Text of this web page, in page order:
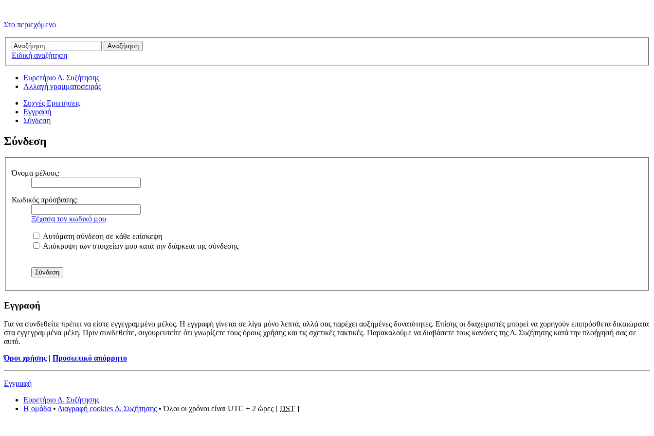
Στο περιεχόμενο
Ειδική αναζήτηση
Ευρετήριο Δ. Συζήτησης
Αλλαγή γραμματοσειράς
Συχνές Ερωτήσεις
Εγγραφή
Σύνδεση
Σύνδεση
Όνομα μέλους:
Κωδικός πρόσβασης:
Ξέχασα τον κωδικό μου
Αυτόματη σύνδεση σε κάθε επίσκεψη
Απόκρυψη των στοιχείων μου κατά την διάρκεια της σύνδεσης
Εγγραφή
Για να συνδεθείτε πρέπει να είστε εγγεγραμμένο μέλος. Η εγγραφή γίνεται σε λίγα μόνο λεπτά, αλλά σας παρέχει αυξημένες δυνατότητες. Επίσης οι διαχειριστές μπορεί να χορηγούν επιπρόσθετα δικαιώματα
στα εγγεγραμμένα μέλη. Πριν συνδεθείτε, σιγουρευτείτε ότι γνωρίζετε τους όρους χρήσης και τις σχετικές τακτικές. Παρακαλούμε να διαβάσετε τους κανόνες της Δ. Συζήτησης κατά την πλοήγησή σας σε
αυτό.
Όροι χρήσης | Προσωπικό απόρρητο
Εγγραφή
Ευρετήριο Δ. Συζήτησης
Η ομάδα • Διαγραφή cookies Δ. Συζήτησης • Όλοι οι χρόνοι είναι UTC + 2 ώρες [ DST ]